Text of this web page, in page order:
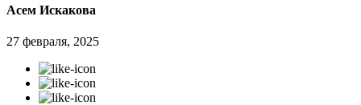
Асем Искакова
27 февраля, 2025